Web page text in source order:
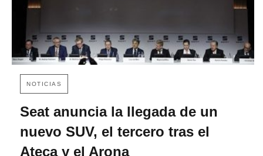
NOTICIAS
Seat anuncia la llegada de un
nuevo SUV, el tercero tras el
Ateca y el Arona